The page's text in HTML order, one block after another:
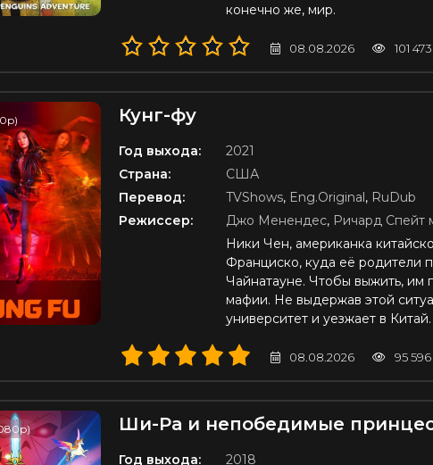
конечно же, мир.
08.08.2026 101 473
Кунг-фу
Год выхода:
2021
Страна:
США
Перевод:
TVShows, Eng.Original, RuDub
Режиссер:
Джо Менендес, Ричард Спейт
Ники Чен, американка
Франциско, куда её родители
Чайнатауне. Чтобы выжить, им
мафии. Не выдержав этой
университет и уезжает в
08.08.2026 95 596
Ши-Ра и непобедимые
Год выхода:
2018